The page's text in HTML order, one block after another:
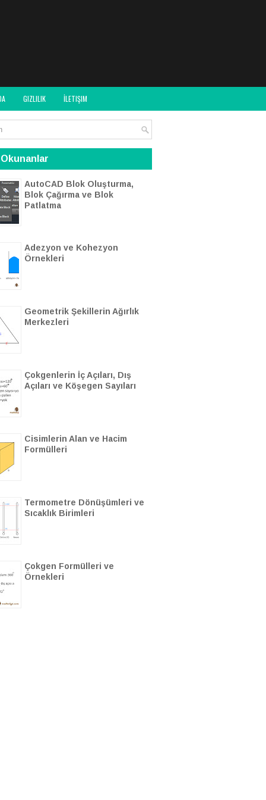
GIZLILIK İLETIŞIM
AutoCAD Blok Oluşturma,
Blok Çağırma ve Blok
Patlatma
Adezyon ve Kohezyon
Örnekleri
Geometrik Şekillerin Ağırlık
Merkezleri
Çokgenlerin İç Açıları, Dış
Açıları ve Köşegen Sayıları
Cisimlerin Alan ve Hacim
Formülleri
Termometre Dönüşümleri ve
Sıcaklık Birimleri
Çokgen Formülleri ve
Örnekleri